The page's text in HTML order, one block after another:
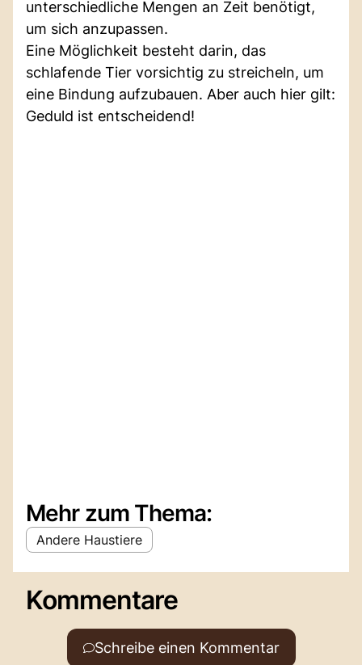
unterschiedliche Mengen an Zeit benötigt,
um sich anzupassen.
Eine Möglichkeit besteht darin, das
schlafende Tier vorsichtig zu streicheln, um
eine Bindung aufzubauen. Aber auch hier gilt:
Geduld ist entscheidend!
Mehr zum Thema:
Andere Haustiere
Kommentare
Schreibe einen Kommentar